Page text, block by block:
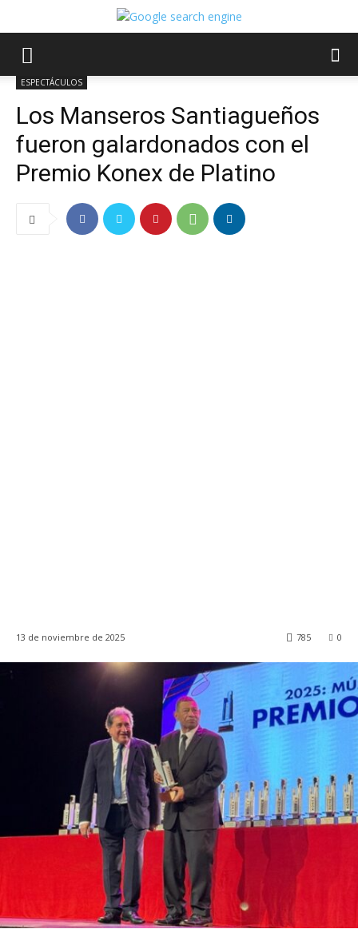
ESPECTÁCULOS
Los Manseros Santiagueños
fueron galardonados con el
Premio Konex de Platino
13 de noviembre de 2025 0
785